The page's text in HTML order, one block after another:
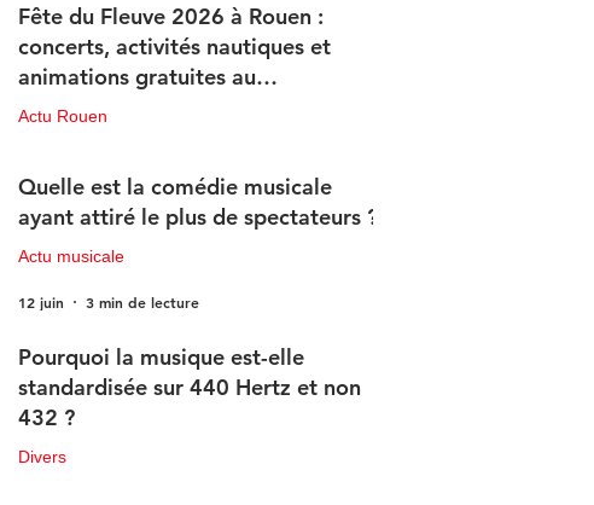
Fête du Fleuve 2026 à Rouen :
concerts, activités nautiques et
animations gratuites au
programme
Actu Rouen
Quelle est la comédie musicale
ayant attiré le plus de spectateurs ?
Actu musicale
12 juin 3 min de lecture
Pourquoi la musique est-elle
standardisée sur 440 Hertz et non
432 ?
Divers